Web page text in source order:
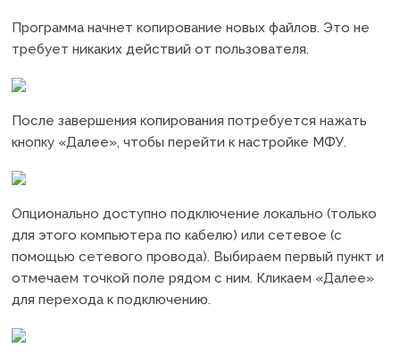
Программа начнет копирование новых файлов. Это не
требует никаких действий от пользователя.
После завершения копирования потребуется нажать
кнопку «Далее», чтобы перейти к настройке МФУ.
Опционально доступно подключение локально (только
для этого компьютера по кабелю) или сетевое (с
помощью сетевого провода). Выбираем первый пункт и
отмечаем точкой поле рядом с ним. Кликаем «Далее»
для перехода к подключению.